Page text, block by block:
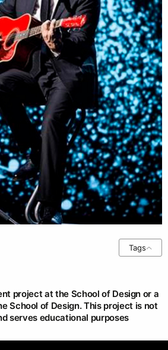
Tags
project at the School of Design or a
School of Design. This project is not
serves educational purposes